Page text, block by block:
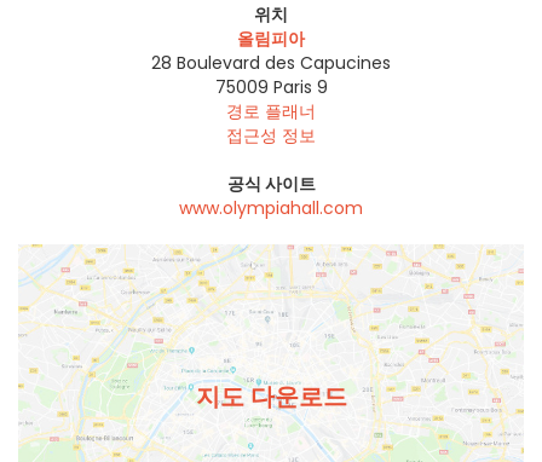
위치
올림피아
28 Boulevard des Capucines
75009 Paris 9
경로 플래너
접근성 정보
공식 사이트
www.olympiahall.com
지도 다운로드